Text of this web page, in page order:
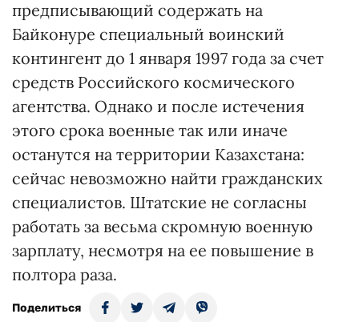
предписывающий содержать на
Байконуре специальный воинский
контингент до 1 января 1997 года за счет
средств Российского космического
агентства. Однако и после истечения
этого срока военные так или иначе
останутся на территории Казахстана:
сейчас невозможно найти гражданских
специалистов. Штатские не согласны
работать за весьма скромную военную
зарплату, несмотря на ее повышение в
полтора раза.
Поделиться